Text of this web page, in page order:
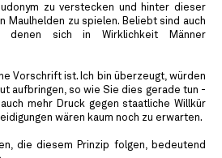
zu verstecken und hinter dieser
Maulhelden zu spielen. Beliebt sind auch
denen sich in Wirklichkeit Männer
Vorschrift ist. Ich bin überzeugt, würden
aufbringen, so wie Sie dies gerade tun -
mehr Druck gegen staatliche Willkür
wären kaum noch zu erwarten.
die diesem Prinzip folgen, bedeutend